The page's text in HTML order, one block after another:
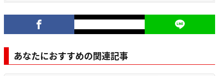
あなたにおすすめの関連記事